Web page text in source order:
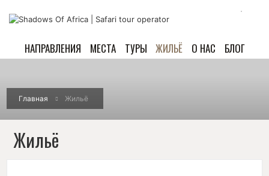
НАПРАВЛЕНИЯ МЕСТА ТУРЫ ЖИЛЬЁ О НАС БЛОГ
Главная Жильё
Жильё